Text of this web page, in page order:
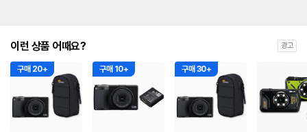
이런 상품 어때요? 광고
구매 20+ 구매 10+ 구매 30+